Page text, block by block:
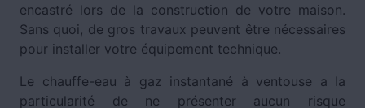
encastré lors de la construction de votre maison.
Sans quoi, de gros travaux peuvent être nécessaires
pour installer votre équipement technique.
Le chauffe-eau à gaz instantané à ventouse a la
particularité de ne présenter aucun risque